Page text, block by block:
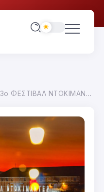
ΦΕΣΤΙΒΑΛ ΝΤΟΚΙΜΑΝΤΕΡ ΘΕΣΣΑΛΟΝΙΚΗΣ ΓΕΝΙΚΗ ΕΙΚΟΝΑ